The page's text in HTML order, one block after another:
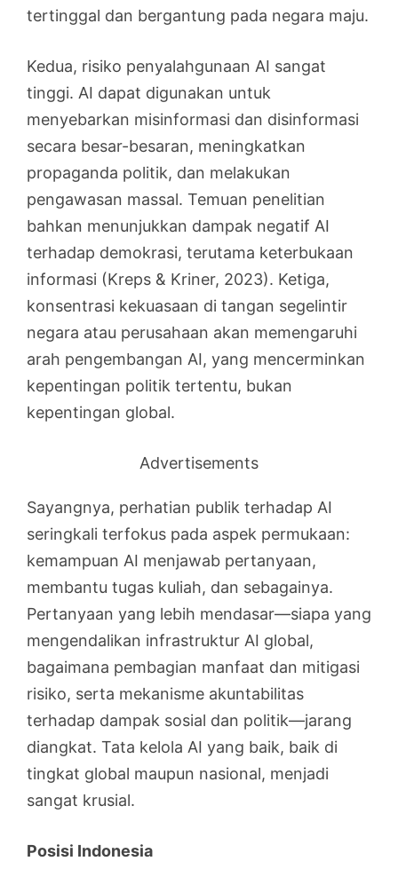
tertinggal dan bergantung pada negara maju.
Kedua, risiko penyalahgunaan AI sangat
tinggi. AI dapat digunakan untuk
menyebarkan misinformasi dan disinformasi
secara besar-besaran, meningkatkan
propaganda politik, dan melakukan
pengawasan massal. Temuan penelitian
bahkan menunjukkan dampak negatif AI
terhadap demokrasi, terutama keterbukaan
informasi (Kreps & Kriner, 2023). Ketiga,
konsentrasi kekuasaan di tangan segelintir
negara atau perusahaan akan memengaruhi
arah pengembangan AI, yang mencerminkan
kepentingan politik tertentu, bukan
kepentingan global.
Advertisements
Sayangnya, perhatian publik terhadap AI
seringkali terfokus pada aspek permukaan:
kemampuan AI menjawab pertanyaan,
membantu tugas kuliah, dan sebagainya.
Pertanyaan yang lebih mendasar—siapa yang
mengendalikan infrastruktur AI global,
bagaimana pembagian manfaat dan mitigasi
risiko, serta mekanisme akuntabilitas
terhadap dampak sosial dan politik—jarang
diangkat. Tata kelola AI yang baik, baik di
tingkat global maupun nasional, menjadi
sangat krusial.
Posisi Indonesia